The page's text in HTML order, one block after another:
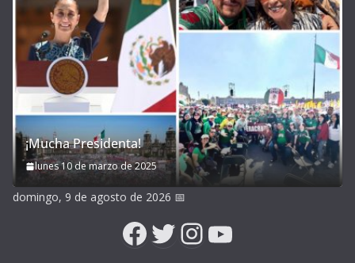
¡Mucha Presidenta!
lunes 10 de marzo de 2025
domingo, 9 de agosto de 2026 📅
Facebook
Twitter
Instagram
YouTube